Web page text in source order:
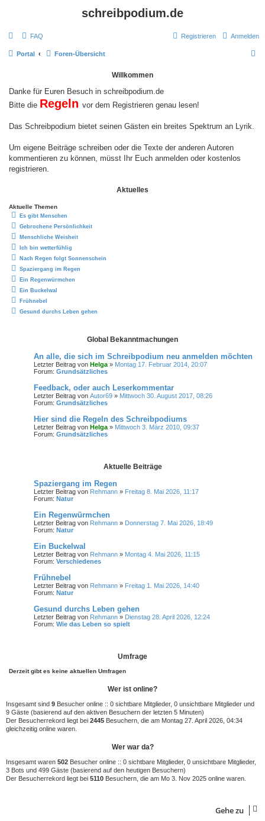
schreibpodium.de
FAQ Anmelden
Registrieren
Portal Foren-Übersicht
Willkommen
Danke für Euren Besuch in schreibpodium.de
Bitte die Regeln vor dem Registrieren genau lesen!
Das Schreibpodium bietet seinen Gästen ein breites Spektrum an Lyrik.
Um eigene Beiträge schreiben oder die Texte der anderen Autoren
kommentieren zu können, müsst Ihr Euch anmelden oder kostenlos
registrieren.
Aktuelles
Aktuelle Themen
Es gibt Menschen
Gebrochene Persönlichkeit
Menschliche Weisheit
Ich bin wetterfühlig
Nach Regen folgt Sonnenschein
Spaziergang im Regen
Ein Regenwürmchen
Ein Buckelwal
Frühnebel
Gesund durchs Leben gehen
Global Bekanntmachungen
An alle, die sich im Schreibpodium neu anmelden möchten
Letzter Beitrag von Helga » Montag 17. Februar 2014, 20:07
Forum: Grundsätzliches
Feedback, oder auch Leserkommentar
Letzter Beitrag von Autor69 » Mittwoch 30. August 2017, 08:26
Forum: Grundsätzliches
Hier sind die Regeln des Schreibpodiums
Letzter Beitrag von Helga » Mittwoch 3. März 2010, 09:37
Forum: Grundsätzliches
Aktuelle Beiträge
Spaziergang im Regen
Letzter Beitrag von Rehmann » Freitag 8. Mai 2026, 11:17
Forum: Natur
Ein Regenwürmchen
Letzter Beitrag von Rehmann » Donnerstag 7. Mai 2026, 18:49
Forum: Natur
Ein Buckelwal
Letzter Beitrag von Rehmann » Montag 4. Mai 2026, 11:15
Forum: Verschiedenes
Frühnebel
Letzter Beitrag von Rehmann » Freitag 1. Mai 2026, 14:40
Forum: Natur
Gesund durchs Leben gehen
Letzter Beitrag von Rehmann » Dienstag 28. April 2026, 12:24
Forum: Wie das Leben so spielt
Umfrage
Derzeit gibt es keine aktuellen Umfragen
Wer ist online?
Insgesamt sind 9 Besucher online :: 0 sichtbare Mitglieder, 0 unsichtbare Mitglieder und
9 Gäste (basierend auf den aktiven Besuchern der letzten 5 Minuten)
Der Besucherrekord liegt bei 2445 Besuchern, die am Montag 27. April 2026, 04:34
gleichzeitig online waren.
Wer war da?
Insgesamt waren 502 Besucher online :: 0 sichtbare Mitglieder, 0 unsichtbare Mitglieder,
3 Bots und 499 Gäste (basierend auf den heutigen Besuchern)
Der Besucherrekord liegt bei 5110 Besuchern, die am Mo 3. Nov 2025 online waren.
Gehe zu